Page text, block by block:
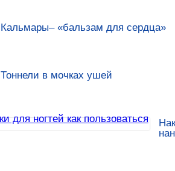
Кальмары– «бальзам для сердца»
Тоннели в мочках ушей